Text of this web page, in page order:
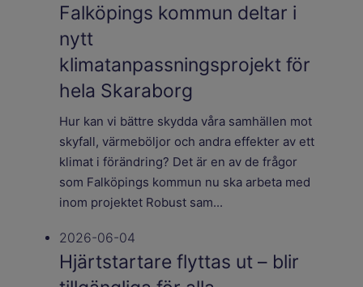
Falköpings kommun deltar i
nytt
klimatanpassningsprojekt för
hela Skaraborg
Hur kan vi bättre skydda våra samhällen mot
skyfall, värmeböljor och andra effekter av ett
klimat i förändring? Det är en av de frågor
som Falköpings kommun nu ska arbeta med
inom projektet Robust sam...
2026-06-04
Hjärtstartare flyttas ut – blir